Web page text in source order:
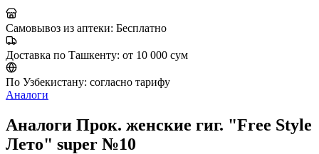
Самовывоз из аптеки: Бесплатно
Доставка по Ташкенту: от 10 000 сум
По Узбекистану: согласно тарифу
Аналоги
Аналоги Прок. женские гиг. "Free Style
Лето" super №10